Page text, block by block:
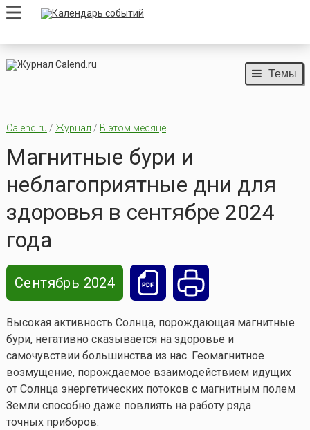
Темы
Calend.ru / Журнал / В этом месяце
Магнитные бури и
неблагоприятные дни для
здоровья в сентябре 2024
года
Сентябрь 2024
Высокая активность Солнца, порождающая магнитные
бури, негативно сказывается на здоровье и
самочувствии большинства из нас. Геомагнитное
возмущение, порождаемое взаимодействием идущих
от Солнца энергетических потоков с магнитным полем
Земли способно даже повлиять на работу ряда
точных приборов.